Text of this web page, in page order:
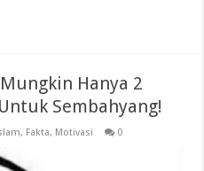
Hanya 2
Sembahyang!
, Fakta, Motivasi 0